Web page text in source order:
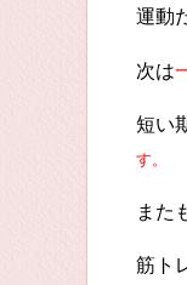
運動
次は
短い
す。
また
筋ト